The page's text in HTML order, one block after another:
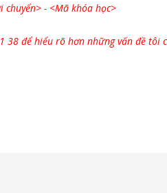
chuyển> - <Mã khóa học>
38 để hiểu rõ hơn những vấn đề tôi